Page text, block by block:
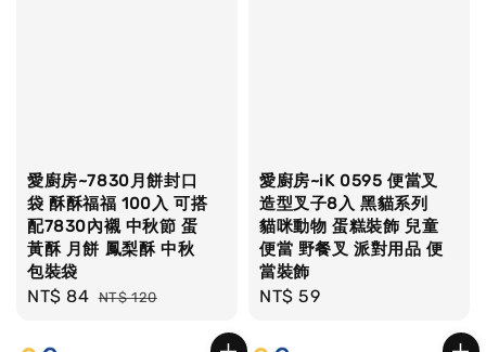
愛廚房~7830月餅封口
袋 酥酥福福 100入 可搭
配7830內襯 中秋節 蛋
黃酥 月餅 鳳梨酥 中秋
包裝袋
Sale
NT$ 84 Regular
NT$ 120
愛廚房~iK 0595 便當叉
造型叉子8入 黑貓系列
貓咪動物 蛋糕裝飾 兒童
便當 野餐叉 派對用品 便
當裝飾
Regular
NT$ 59